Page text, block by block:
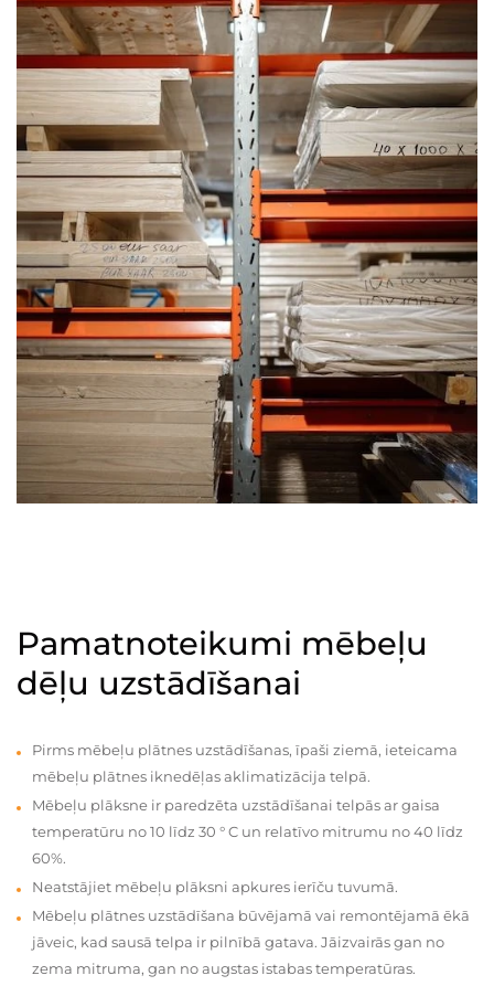
Pamatnoteikumi mēbeļu
dēļu uzstādīšanai
Pirms mēbeļu plātnes uzstādīšanas, īpaši ziemā, ieteicama
mēbeļu plātnes iknedēļas aklimatizācija telpā.
Mēbeļu plāksne ir paredzēta uzstādīšanai telpās ar gaisa
temperatūru no 10 līdz 30 ° C un relatīvo mitrumu no 40 līdz
60%.
Neatstājiet mēbeļu plāksni apkures ierīču tuvumā.
Mēbeļu plātnes uzstādīšana būvējamā vai remontējamā ēkā
jāveic, kad sausā telpa ir pilnībā gatava. Jāizvairās gan no
zema mitruma, gan no augstas istabas temperatūras.